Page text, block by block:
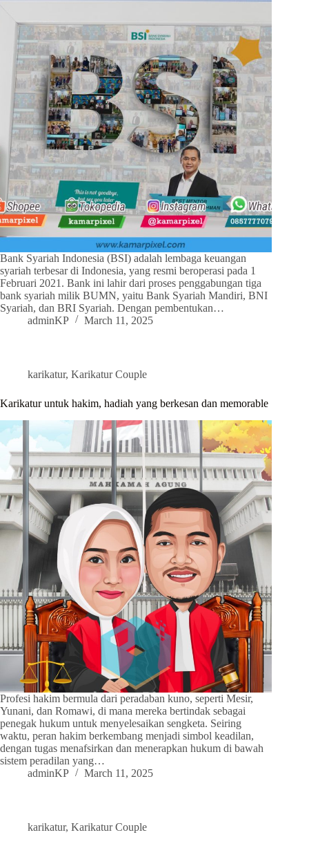
Bank Syariah Indonesia (BSI) adalah lembaga keuangan
syariah terbesar di Indonesia, yang resmi beroperasi pada 1
Februari 2021. Bank ini lahir dari proses penggabungan tiga
bank syariah milik BUMN, yaitu Bank Syariah Mandiri, BNI
Syariah, dan BRI Syariah. Dengan pembentukan…
adminKP
March 11, 2025
karikatur, Karikatur Couple
Karikatur untuk hakim, hadiah yang berkesan dan memorable
Profesi hakim bermula dari peradaban kuno, seperti Mesir,
Yunani, dan Romawi, di mana mereka bertindak sebagai
penegak hukum untuk menyelesaikan sengketa. Seiring
waktu, peran hakim berkembang menjadi simbol keadilan,
dengan tugas menafsirkan dan menerapkan hukum di bawah
sistem peradilan yang…
adminKP
March 11, 2025
karikatur, Karikatur Couple